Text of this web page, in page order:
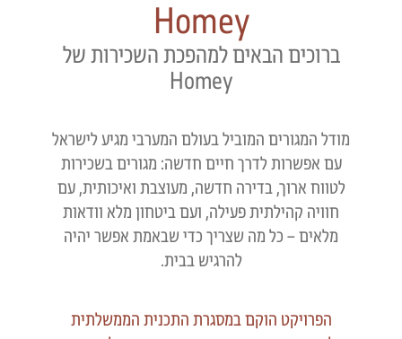
Homey
ברוכים הבאים למהפכת השכירות של
Homey
מודל המגורים המוביל בעולם המערבי מגיע לישראל
עם אפשרות לדרך חיים חדשה: מגורים בשכירות
לטווח ארוך, בדירה חדשה, מעוצבת ואיכותית, עם
חוויה קהילתית פעילה, ועם ביטחון מלא וודאות
מלאים – כל מה שצריך כדי שבאמת אפשר יהיה
להרגיש בבית.
הפרויקט הוקם במסגרת התכנית הממשלתית